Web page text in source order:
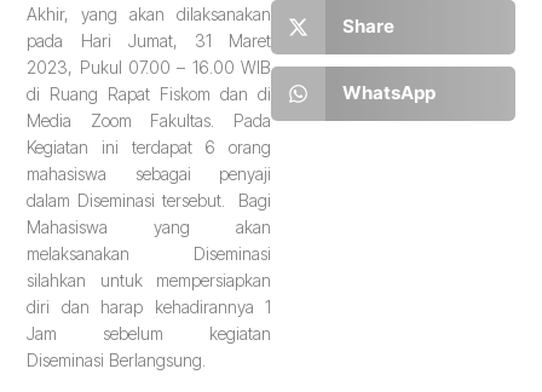
Akhir, yang akan dilaksanakan
pada Hari Jumat, 31 Maret
2023, Pukul 07.00 – 16.00 WIB
di Ruang Rapat Fiskom dan di
Media Zoom Fakultas. Pada
Kegiatan ini terdapat 6 orang
mahasiswa sebagai penyaji
dalam Diseminasi tersebut. Bagi
Mahasiswa yang akan
melaksanakan Diseminasi
silahkan untuk mempersiapkan
diri dan harap kehadirannya 1
Jam sebelum kegiatan
Diseminasi Berlangsung.
Share
WhatsApp